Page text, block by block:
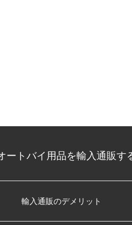
ートバイ用品を輸入通販す
輸入通販のデメリット